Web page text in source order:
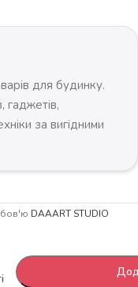
для будинку.
гаджетів,
за вигідними
DAAART STUDIO